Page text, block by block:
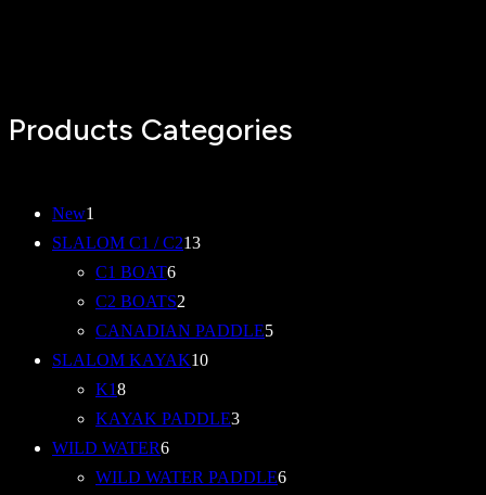
Products Categories
New1
個
の
商
品
SLALOM C1 / C2131
の
商
C1 BOAT66
個
の
商
C2 BOATS2
個
の
品
CANADIAN PADDLE55
SLALOM KAYAK101
個
商
K188
個
の
商
KAYAK PADDLE33
の
WILD WATER66
個
WILD WATER PADDLE66